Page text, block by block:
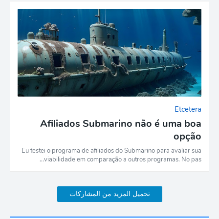
Etcetera
Afiliados Submarino não é uma boa
opção
Eu testei o programa de afiliados do Submarino para avaliar sua
viabilidade em comparação a outros programas. No pas…
تحميل المزيد من المشاركات